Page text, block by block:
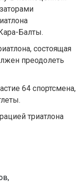
Балты.
состоящая
преодолеть
64 спортсмена,
триатлона